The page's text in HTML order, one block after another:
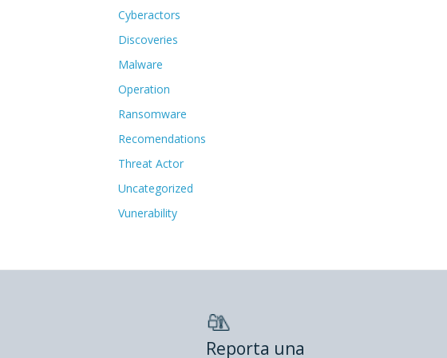
Cyberactors
Discoveries
Malware
Operation
Ransomware
Recomendations
Threat Actor
Uncategorized
Vunerability
Reporta una